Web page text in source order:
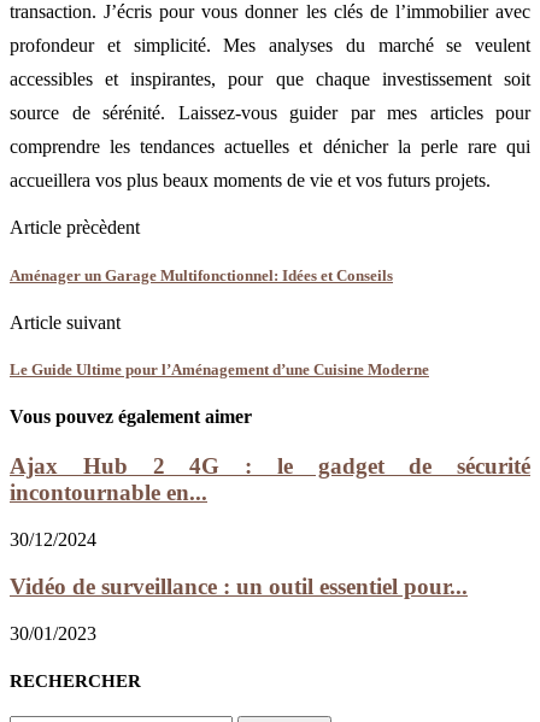
transaction. J’écris pour vous donner les clés de l’immobilier avec
profondeur et simplicité. Mes analyses du marché se veulent
accessibles et inspirantes, pour que chaque investissement soit
source de sérénité. Laissez-vous guider par mes articles pour
comprendre les tendances actuelles et dénicher la perle rare qui
accueillera vos plus beaux moments de vie et vos futurs projets.
Article prècèdent
Aménager un Garage Multifonctionnel: Idées et Conseils
Article suivant
Le Guide Ultime pour l’Aménagement d’une Cuisine Moderne
Vous pouvez également aimer
Ajax Hub 2 4G : le gadget de sécurité
incontournable en...
30/12/2024
Vidéo de surveillance : un outil essentiel pour...
30/01/2023
RECHERCHER